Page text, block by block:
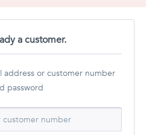
a customer.
address or customer number
password